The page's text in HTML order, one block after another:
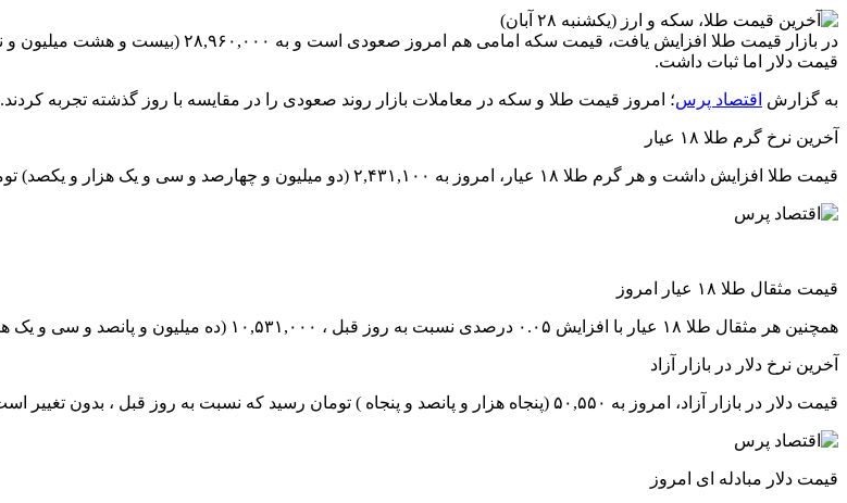
قیمت دلار اما ثبات داشت.
به گزارش اقتصاد پرس؛ امروز قیمت‌‌‌ طلا و سکه در معاملات بازار روند صعودی را در مقایسه با روز گذشته تجربه کردند.
آخرین نرخ گرم طلا ۱۸ عیار
قیمت طلا افزایش داشت و هر گرم طلا ۱۸ عیار، امروز به ۲,۴۳۱,۱۰۰ (دو میلیون و چهارصد و سی و یک هزار و یکصد) تومان رسید که نسبت به روز قبل ، افزایش ۰.۰۵ درصدی داشته است.
قیمت مثقال طلا ۱۸ عیار امروز
همچنین هر مثقال طلا ۱۸ عیار با افزایش ۰.۰۵ درصدی نسبت به روز قبل ، ۱۰,۵۳۱,۰۰۰ (ده میلیون و پانصد و سی و یک هزار) تومان معامله شد.
آخرین نرخ دلار در بازار آزاد
قیمت دلار در بازار آزاد، امروز به ۵۰,۵۵۰ (پنجاه هزار و پانصد و پنجاه ) تومان رسید که نسبت به روز قبل ، بدون تغییر است.
قیمت دلار مبادله ای امروز